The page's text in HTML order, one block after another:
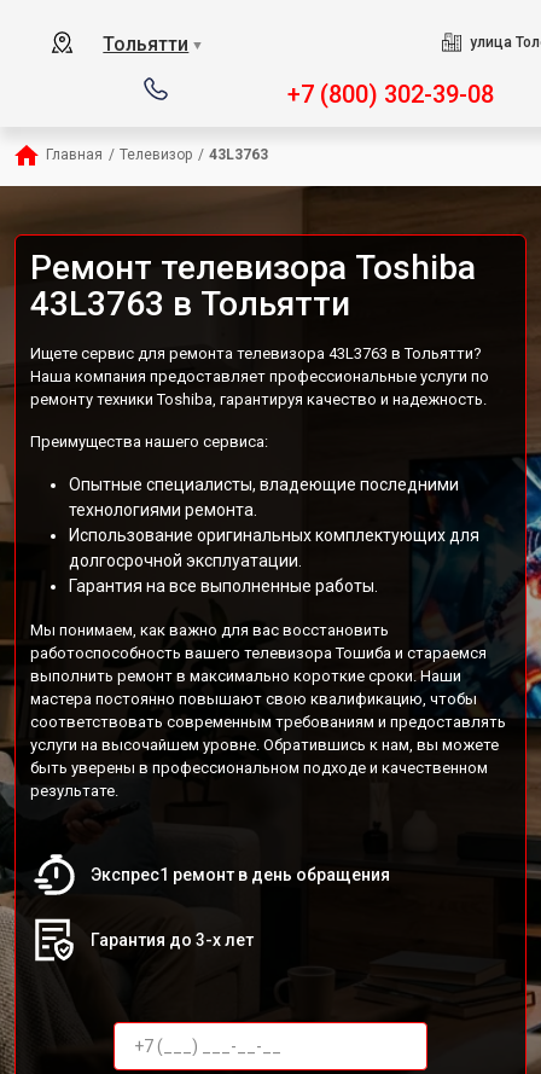
Тольятти ▼ улица
+7 (800) 302-39-08
Главная / Телевизор / 43L3763
Ремонт телевизора Toshiba
43L3763 в Тольятти
Ищете сервис для ремонта телевизора 43L3763 в Тольятти?
Наша компания предоставляет профессиональные услуги по
ремонту техники Toshiba, гарантируя качество и надежность.
Преимущества нашего сервиса:
Опытные специалисты, владеющие последними
технологиями ремонта.
Использование оригинальных комплектующих для
долгосрочной эксплуатации.
Гарантия на все выполненные работы.
Мы понимаем, как важно для вас восстановить
работоспособность вашего телевизора Тошиба и стараемся
выполнить ремонт в максимально короткие сроки. Наши
мастера постоянно повышают свою квалификацию, чтобы
соответствовать современным требованиям и предоставлять
услуги на высочайшем уровне. Обратившись к нам, вы можете
быть уверены в профессиональном подходе и качественном
результате.
Экспрес1 ремонт в день обращения
Гарантия до 3-х лет